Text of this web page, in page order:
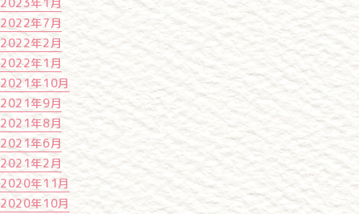
2022年7月
2022年2月
2022年1月
2021年10月
2021年9月
2021年8月
2021年6月
2021年2月
2020年11月
2020年10月